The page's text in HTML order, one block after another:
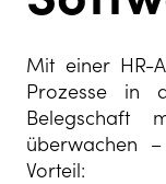
Mit einer HR-
Prozesse in
Belegschaft
überwachen
Vorteil: